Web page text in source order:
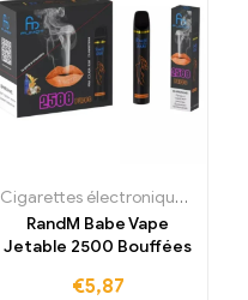
,Cigarettes électroniques
Cigarettes électroniques jetables
RandM Babe Vape
Jetable 2500 Bouffées
€5,87